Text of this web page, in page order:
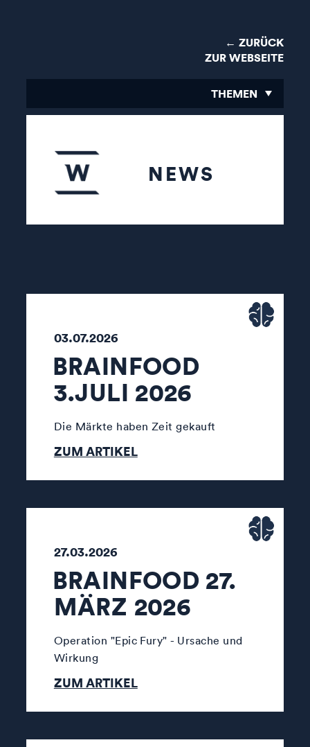
← ZURÜCK
ZUR WEBSEITE
THEMEN
NEWS
03.07.2026
BRAINFOOD
3.JULI 2026
Die Märkte haben Zeit gekauft
ZUM ARTIKEL
27.03.2026
BRAINFOOD 27.
MÄRZ 2026
Operation "Epic Fury" - Ursache und
Wirkung
ZUM ARTIKEL